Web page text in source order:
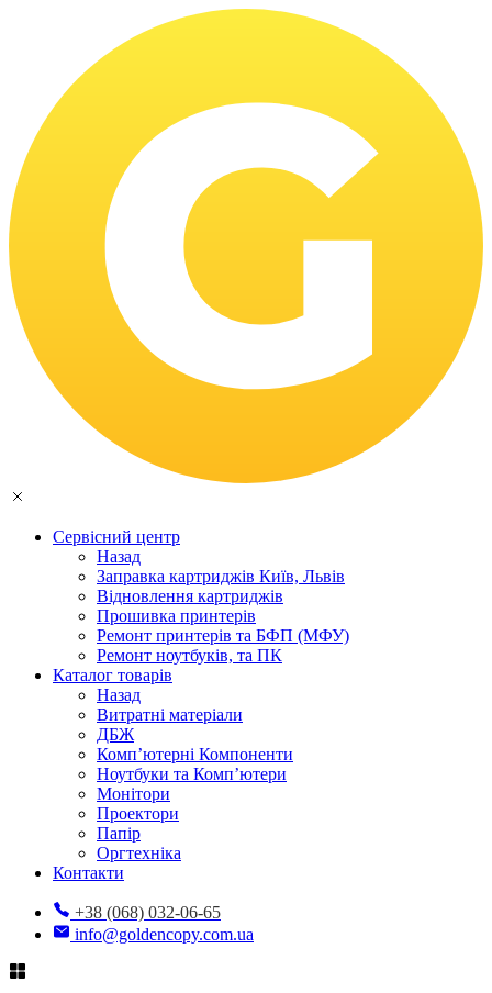
Сервісний центр
Назад
Заправка картриджів Київ, Львів
Відновлення картриджів
Прошивка принтерів
Ремонт принтерів та БФП (МФУ)
Ремонт ноутбуків, та ПК
Каталог товарів
Назад
Витратні матеріали
ДБЖ
Комп’ютерні Компоненти
Ноутбуки та Комп’ютери
Монітори
Проектори
Папір
Оргтехніка
Контакти
+38 (068) 032-06-65
info@goldencopy.com.ua